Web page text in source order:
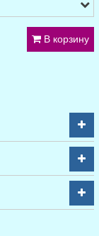
В корзину